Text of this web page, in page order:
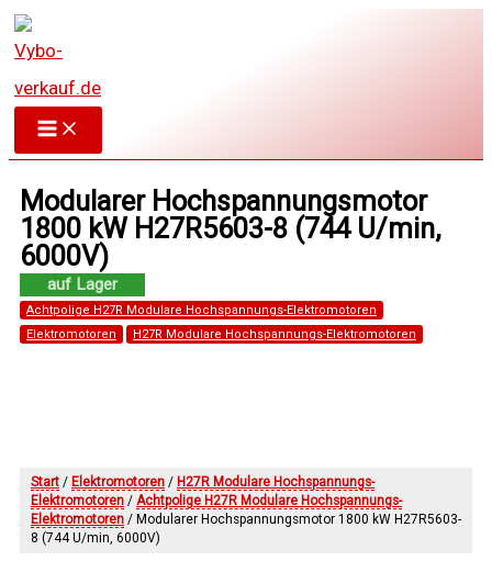
Zum
Inhalt
springen
Modularer Hochspannungsmotor
1800 kW H27R5603-8 (744 U/min,
6000V)
Achtpolige H27R Modulare Hochspannungs-Elektromotoren
Elektromotoren
H27R Modulare Hochspannungs-Elektromotoren
Start / Elektromotoren / H27R Modulare Hochspannungs-
Elektromotoren / Achtpolige H27R Modulare Hochspannungs-
Elektromotoren / Modularer Hochspannungsmotor 1800 kW H27R5603-
8 (744 U/min, 6000V)